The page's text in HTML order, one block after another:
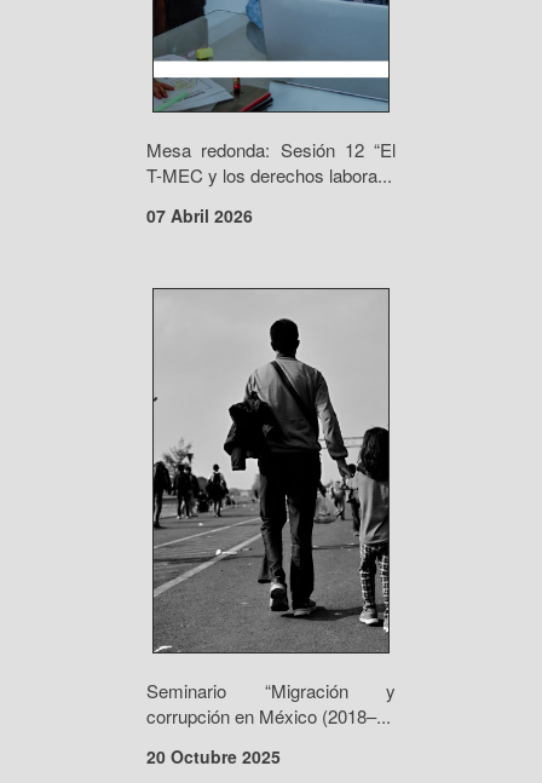
Mesa redonda: Sesión 12 “El
T-MEC y los derechos labora...
07 Abril 2026
Seminario “Migración y
corrupción en México (2018–...
20 Octubre 2025